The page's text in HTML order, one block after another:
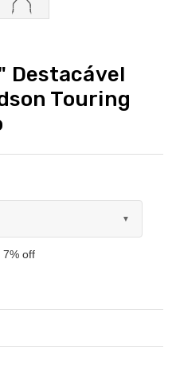
Destacável
Touring
▼
off